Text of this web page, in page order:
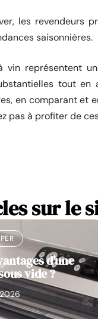
les revendeurs
saisonnières.
vin représentent
tout
en comparant et
pas à profiter de
sur le
d’une
vide ?